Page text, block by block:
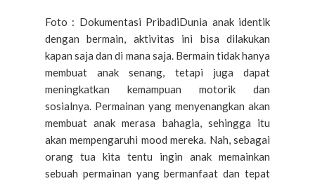
Foto : Dokumentasi PribadiDunia anak identik
dengan bermain, aktivitas ini bisa dilakukan
kapan saja dan di mana saja. Bermain tidak hanya
membuat anak senang, tetapi juga dapat
meningkatkan kemampuan motorik dan
sosialnya. Permainan yang menyenangkan akan
membuat anak merasa bahagia, sehingga itu
akan mempengaruhi mood mereka. Nah, sebagai
orang tua kita tentu ingin anak memainkan
sebuah permainan yang bermanfaat dan tepat